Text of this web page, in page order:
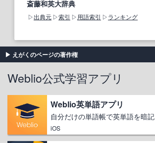
斎藤和英大辞典
出典元 索引 用語索引 ランキング
えがくのページの著作権
Weblio公式学習アプリ
Weblio英単語アプリ
自分だけの単語帳で英単語を暗記
iOS